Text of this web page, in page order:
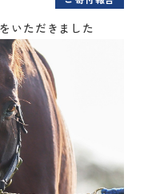
いただきました